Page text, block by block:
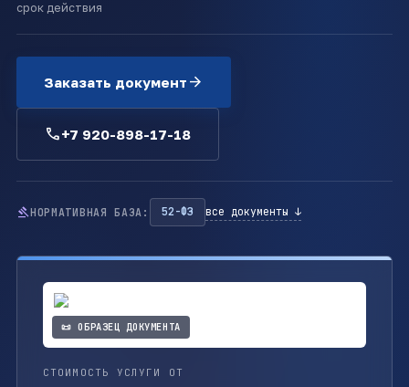
срок действия
Заказать документ arrow_forward
call+7 920-898-17-18
gavelНОРМАТИВНАЯ БАЗА: 52-ФЗ все документы ↓
📜 ОБРАЗЕЦ ДОКУМЕНТА
СТОИМОСТЬ УСЛУГИ ОТ